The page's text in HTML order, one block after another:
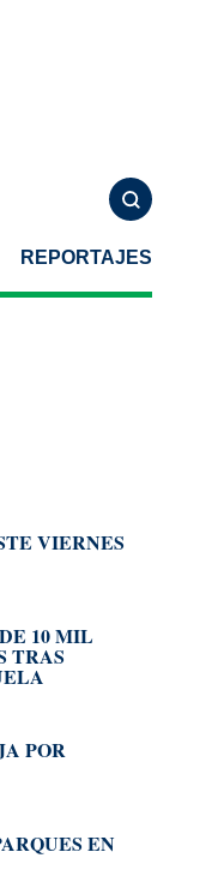
REPORTAJES
VIERNES
10 MIL
TRAS
POR
EN